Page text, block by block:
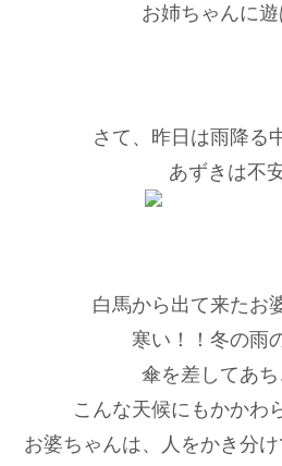
お姉ちゃんに遊
さて、昨日は雨降る
あずきは不
白馬から出て来たお
寒い！！冬の雨
傘を差してあち
こんな天候にもかかわ
お婆ちゃんは、人をかき分